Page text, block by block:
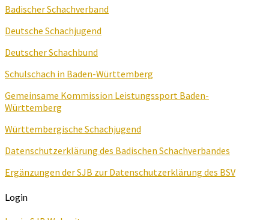
Badischer Schachverband
Deutsche Schachjugend
Deutscher Schachbund
Schulschach in Baden-Württemberg
Gemeinsame Kommission Leistungssport Baden-
Württemberg
Württembergische Schachjugend
Datenschutzerklärung des Badischen Schachverbandes
Ergänzungen der SJB zur Datenschutzerklärung des BSV
Login